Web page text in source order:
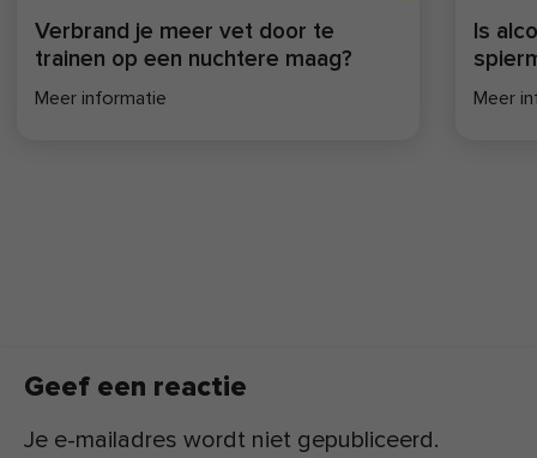
Verbrand je meer vet door te
trainen op een nuchtere maag?
Meer informatie
Is
Meer
Geef een reactie
Je e-mailadres wordt niet gepubliceerd.